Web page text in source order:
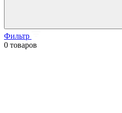
Фильтр
0 товаров